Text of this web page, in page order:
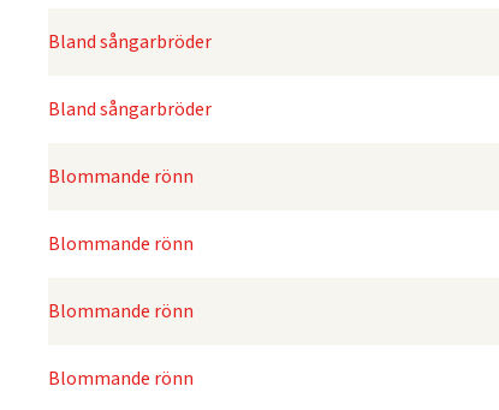
Bland sångarbröder
Bland sångarbröder
Blommande rönn
Blommande rönn
Blommande rönn
Blommande rönn